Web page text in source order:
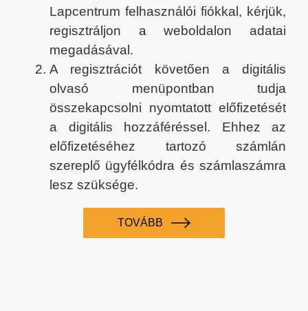
Lapcentrum felhasználói fiókkal, kérjük,
regisztráljon a weboldalon adatai
megadásával.
A regisztrációt követően a digitális
olvasó menüpontban tudja
összekapcsolni nyomtatott előfizetését
a digitális hozzáféréssel. Ehhez az
előfizetéséhez tartozó számlán
szereplő ügyfélkódra és számlaszámra
lesz szüksége.
TOVÁBB